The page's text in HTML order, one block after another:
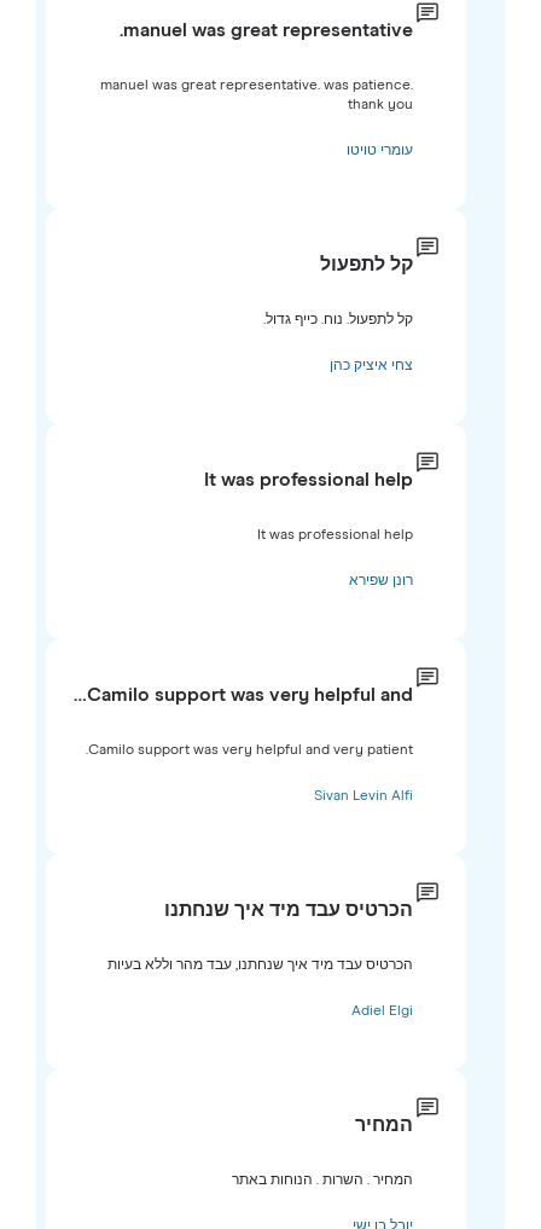
manuel was great representative.
manuel was great representative. was patience.
thank you
עומרי טויטו
קל לתפעול
קל לתפעול. נוח. כייף גדול.
צחי איציק כהן
It was professional help
It was professional help
רונן שפירא
Camilo support was very helpful and…
Camilo support was very helpful and very patient.
Sivan Levin Alfi
הכרטיס עבד מיד איך שנחתנו
הכרטיס עבד מיד איך שנחתנו, עבד מהר וללא בעיות
Adiel Elgi
המחיר
המחיר . השרות . הנוחות באתר
יובל בן ישי